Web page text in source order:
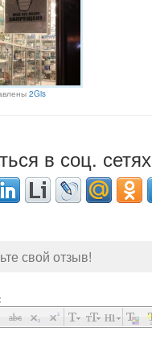
2Gis
в соц. сетях
свой отзыв!